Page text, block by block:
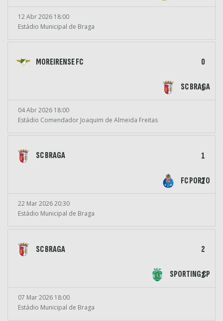
12 Abr 2026 18:00
Estádio Municipal de Braga
MOREIRENSE FC 0
SC BRAGA
1
04 Abr 2026 18:00
Estádio Comendador Joaquim de Almeida Freitas
SC BRAGA 1
FC PORTO
2
22 Mar 2026 20:30
Estádio Municipal de Braga
SC BRAGA 2
SPORTING CP
2
07 Mar 2026 18:00
Estádio Municipal de Braga